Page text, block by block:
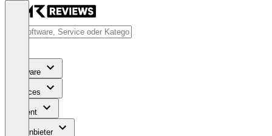
Software
Services
Content
Für Anbieter